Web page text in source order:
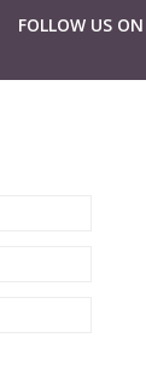
FOLLOW US ON